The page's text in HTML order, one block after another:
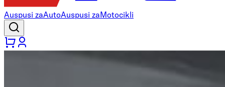
Auspusi zaAutoAuspusi zaMotocikli